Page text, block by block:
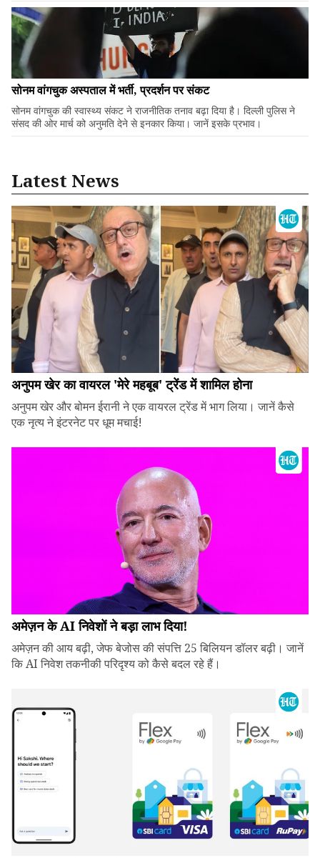
सोनम वांगचुक अस्पताल में भर्ती, प्रदर्शन पर संकट
सोनम वांगचुक की स्वास्थ्य संकट ने राजनीतिक तनाव बढ़ा दिया है। दिल्ली पुलिस ने
संसद की ओर मार्च को अनुमति देने से इनकार किया। जानें इसके प्रभाव।
Latest News
अनुपम खेर का वायरल 'मेरे महबूब' ट्रेंड में शामिल होना
अनुपम खेर और बोमन ईरानी ने एक वायरल ट्रेंड में भाग लिया। जानें कैसे
एक नृत्य ने इंटरनेट पर धूम मचाई!
अमेज़न के AI निवेशों ने बड़ा लाभ दिया!
अमेज़न की आय बढ़ी, जेफ बेजोस की संपत्ति 25 बिलियन डॉलर बढ़ी। जानें
कि AI निवेश तकनीकी परिदृश्य को कैसे बदल रहे हैं।